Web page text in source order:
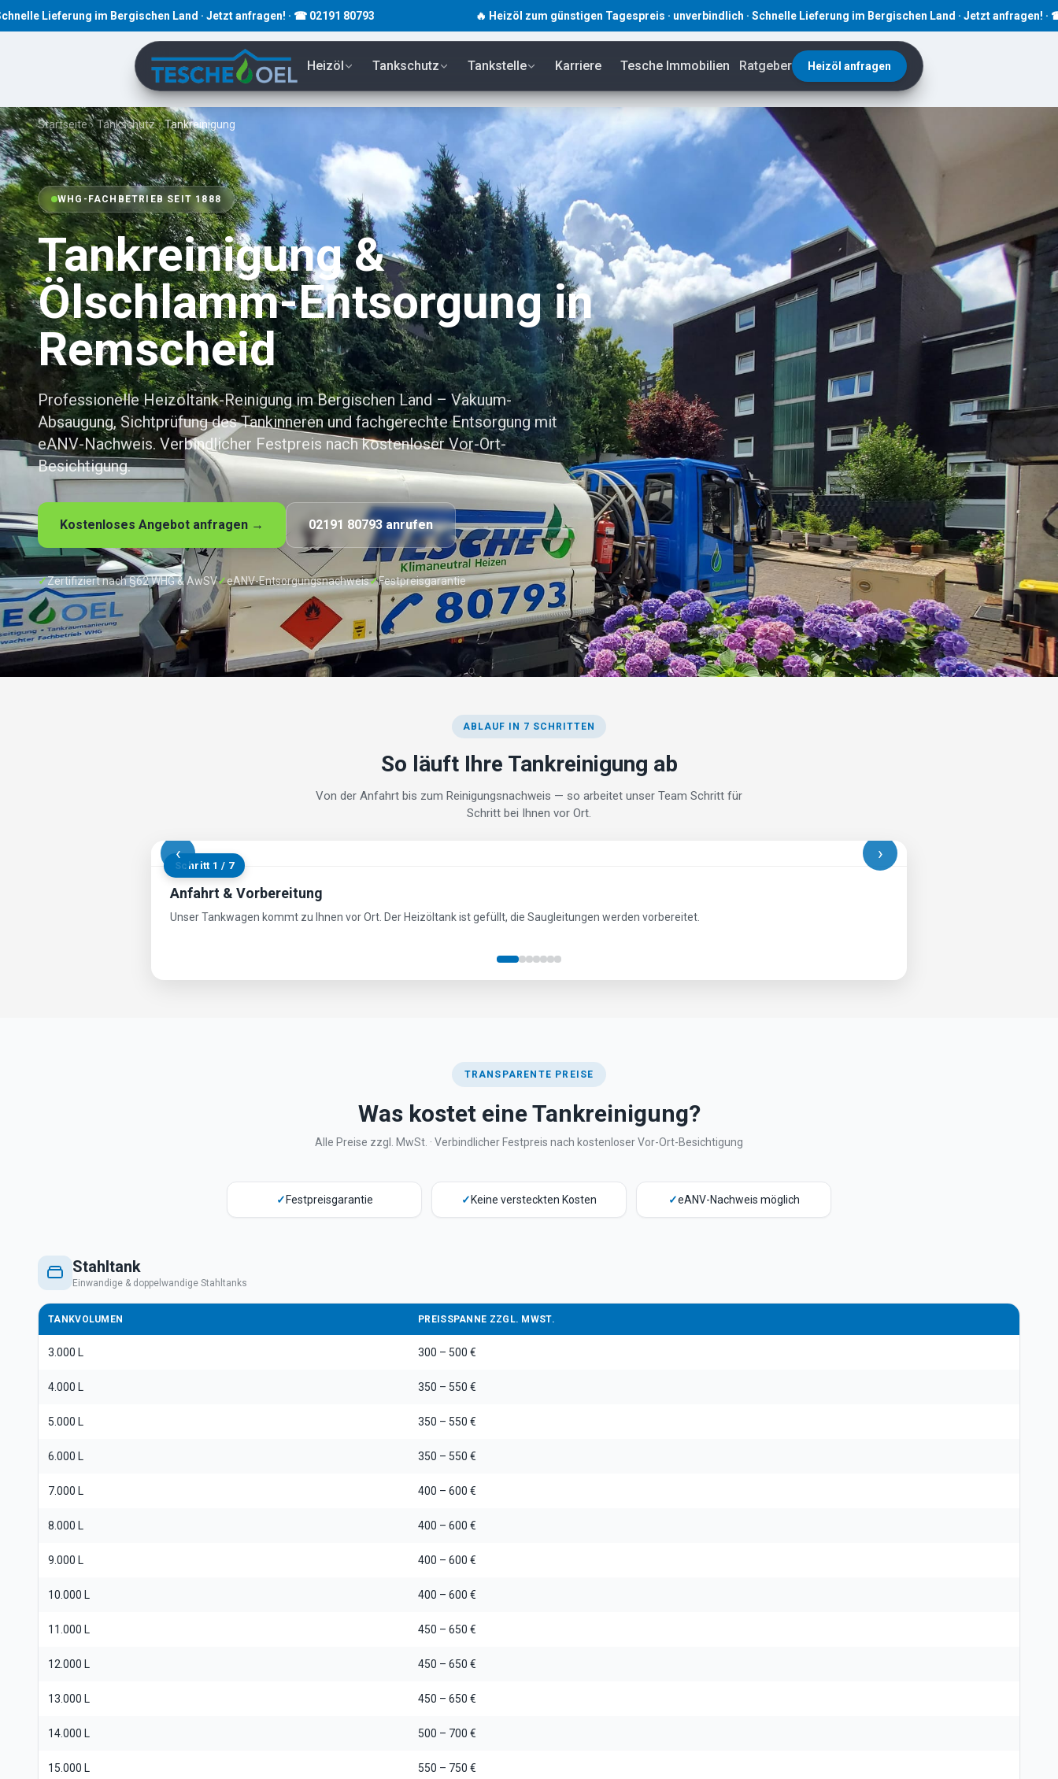
im Bergischen Land · Jetzt anfragen! · ☎ 02191 80793 🔥 Heizöl zum günstigen Tagespreis · unverbindlich · Schnelle Lieferung im Bergischen Land · Jetzt anfragen! · ☎ 02191 80793
Heizöl Tankschutz Tankstelle Karriere Tesche Immobilien Ratgeber Heizöl anfragen
Startseite › Tankschutz › Tankreinigung
WHG-FACHBETRIEB SEIT 1888
Tankreinigung &
Ölschlamm-Entsorgung in
Remscheid
Professionelle Heizöltank-Reinigung im Bergischen Land – Vakuum-
Absaugung, Sichtprüfung des Tankinneren und fachgerechte Entsorgung mit
eANV-Nachweis. Verbindlicher Festpreis nach kostenloser Vor-Ort-
Besichtigung.
Kostenloses Angebot anfragen → 02191 80793 anrufen
✓Zertifiziert nach §62 WHG & AwSV✓eANV-Entsorgungsnachweis✓Festpreisgarantie
ABLAUF IN 7 SCHRITTEN
So läuft Ihre Tankreinigung ab
Von der Anfahrt bis zum Reinigungsnachweis — so arbeitet unser Team Schritt für
Schritt bei Ihnen vor Ort.
Schritt 2 / 7
‹ ›
Schläuche anschließen
Der Saugschlauch wird am Öltank angeschlossen. Das vorhandene Heizöl beginnt in den Zwischentank des Fahrzeugs zu fließen.
TRANSPARENTE PREISE
Was kostet eine Tankreinigung?
Alle Preise zzgl. MwSt. · Verbindlicher Festpreis nach kostenloser Vor-Ort-Besichtigung
✓ Festpreisgarantie ✓ Keine versteckten Kosten ✓eANV-Nachweis möglich
Stahltank
Einwandige & doppelwandige Stahltanks
TANKVOLUMEN PREISSPANNE ZZGL. MWST.
3.000 L 300 – 500 €
4.000 L 350 – 550 €
5.000 L 350 – 550 €
6.000 L 350 – 550 €
7.000 L 400 – 600 €
8.000 L 400 – 600 €
9.000 L 400 – 600 €
10.000 L 400 – 600 €
11.000 L 450 – 650 €
12.000 L 450 – 650 €
13.000 L 450 – 650 €
14.000 L 500 – 700 €
15.000 L 550 – 750 €